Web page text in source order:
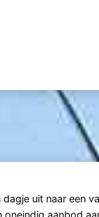
uit naar een
aanbod